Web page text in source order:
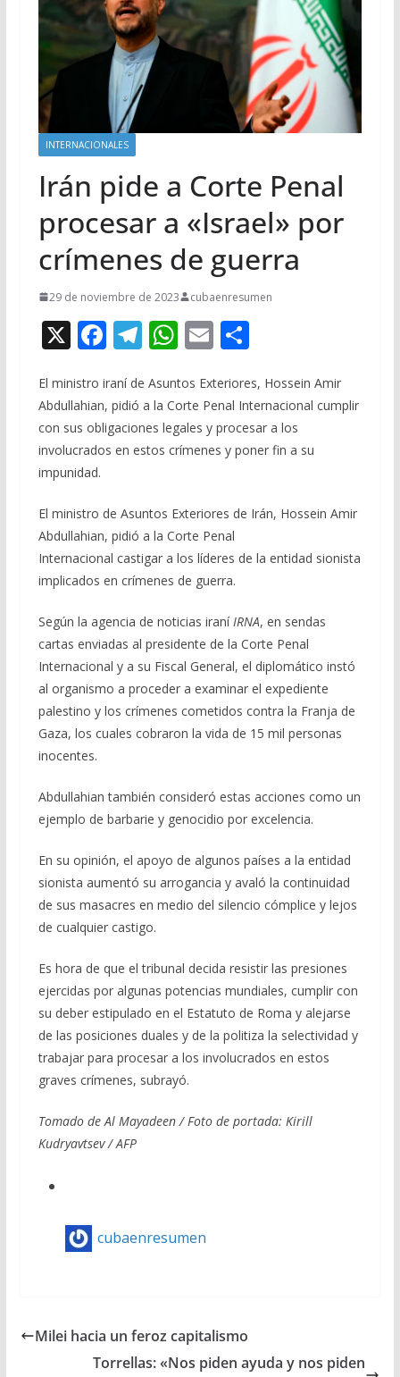
INTERNACIONALES
Irán pide a Corte Penal
procesar a «Israel» por
crímenes de guerra
29 de noviembre de 2023 cubaenresumen
X F
e
b
o
k
T
e
gr
a
W
at
s
A
p
E
ai
l
C
m
p
ar
r
El ministro iraní de Asuntos Exteriores, Hossein Amir
Abdullahian, pidió a la Corte Penal Internacional cumplir
con sus obligaciones legales y procesar a los
involucrados en estos crímenes y poner fin a su
impunidad.
El ministro de Asuntos Exteriores de Irán, Hossein Amir
Abdullahian, pidió a la Corte Penal
Internacional castigar a los líderes de la entidad sionista
implicados en crímenes de guerra.
Según la agencia de noticias iraní IRNA, en sendas
cartas enviadas al presidente de la Corte Penal
Internacional y a su Fiscal General, el diplomático instó
al organismo a proceder a examinar el expediente
palestino y los crímenes cometidos contra la Franja de
Gaza, los cuales cobraron la vida de 15 mil personas
inocentes.
Abdullahian también consideró estas acciones como un
ejemplo de barbarie y genocidio por excelencia.
En su opinión, el apoyo de algunos países a la entidad
sionista aumentó su arrogancia y avaló la continuidad
de sus masacres en medio del silencio cómplice y lejos
de cualquier castigo.
Es hora de que el tribunal decida resistir las presiones
ejercidas por algunas potencias mundiales, cumplir con
su deber estipulado en el Estatuto de Roma y alejarse
de las posiciones duales y de la politiza la selectividad y
trabajar para procesar a los involucrados en estos
graves crímenes, subrayó.
Tomado de Al Mayadeen / Foto de portada: Kirill
Kudryavtsev / AFP
cubaenresumen
Milei hacia un feroz capitalismo
Torrellas: «Nos piden ayuda y nos piden